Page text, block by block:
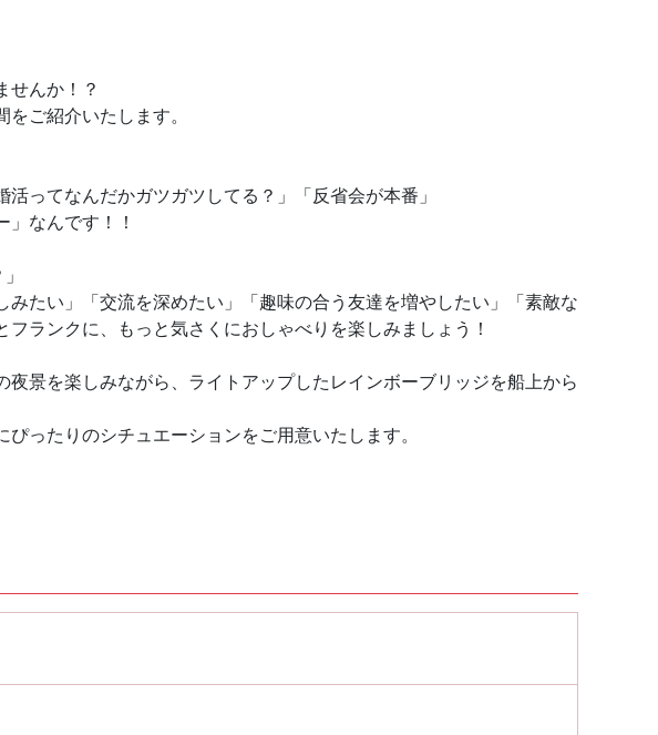
せんか！？
ご紹介いたします。
ってなんだかガツガツしてる？」「反省会が本番」
なんです！！
たい」「交流を深めたい」「趣味の合う友達を増やしたい」「素敵な
ランクに、もっと気さくにおしゃべりを楽しみましょう！
景を楽しみながら、ライトアップしたレインボーブリッジを船上から
ったりのシチュエーションをご用意いたします。